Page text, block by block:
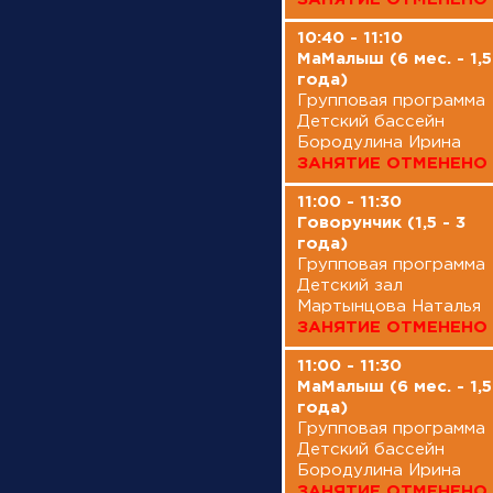
10:40 - 11:10
МаМалыш (6 мес. - 1,5
года)
Групповая программа
Детский бассейн
Бородулина Ирина
ЗАНЯТИЕ ОТМЕНЕНО
11:00 - 11:30
Говорунчик (1,5 - 3
года)
Групповая программа
Детский зал
Мартынцова Наталья
ЗАНЯТИЕ ОТМЕНЕНО
11:00 - 11:30
МаМалыш (6 мес. - 1,5
года)
Групповая программа
Детский бассейн
Бородулина Ирина